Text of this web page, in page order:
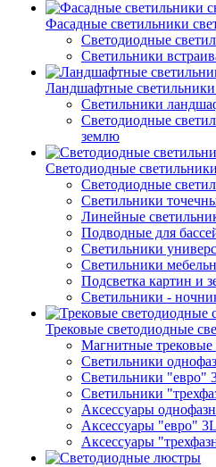
Фасадные светильники
Светодиодные
Светильники
Ландшафтные
Светильники
Светодиодные
землю
Светодиодные светильники
Светодиодные
Светильники
Линейные
Подводные для
Светильники
Светильники
Подсветка картин и
Светильники -
Трековые светодиодные
Магнитные
Светильники
Светильники "евро"
Светильники
Аксессуары
Аксессуары "евро" 3L
Аксессуары